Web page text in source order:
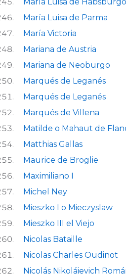
María Luisa de Parma
María Victoria
Mariana de Austria
Mariana de Neoburgo
Marqués de Leganés
Marqués de Leganés
Marqués de Villena
Matilde o Mahaut de
Matthias Gallas
Maurice de Broglie
Maximiliano I
Michel Ney
Mieszko I o Mieczyslaw
Mieszko III el Viejo
Nicolas Bataille
Nicolas Charles Oudinot
Nicolás Nikoláievich